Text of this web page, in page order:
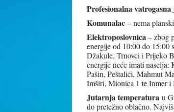
Profesionalna
Komunalac – nema
Elektroposlovnica– zbog
energije od 10:00 do
Džakule, Trnovci i Prijeko
energije neće imati
Pašin, Peštalići, Mahmut
Imširi, Mionica 1 te Inmer i
Jutarnja temperatura u
do pretežno oblačno.